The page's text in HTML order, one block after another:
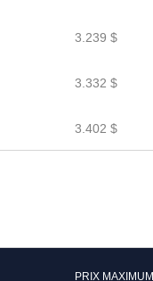
3.239 $
3.332 $
3.402 $
PRIX MAXIMUM